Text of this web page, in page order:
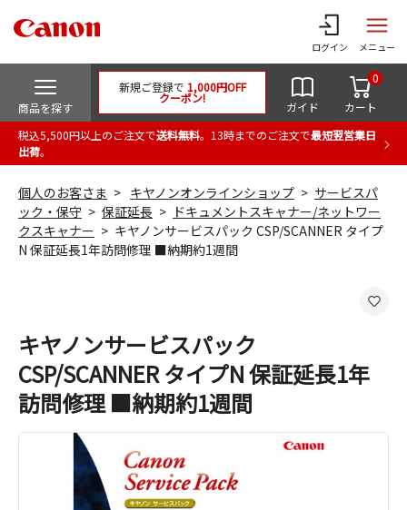
ログイン メニュー
商品を探す
新規ご登録で 1,000円OFF
クーポン!
ガイド カート
0
税込5,500円以上のご注文で送料無料。13時までのご注文で最短翌営業日
出荷。
個人のお客さま キヤノンオンラインショップ
サービスパ
ック・保守
保証延長
ドキュメントスキャナー/ネットワー
クスキャナー
キヤノンサービスパック CSP/SCANNER タイプ
N 保証延長1年訪問修理 ■納期約1週間
キヤノンサービスパック
CSP/SCANNER タイプN 保証延長1年
訪問修理 ■納期約1週間